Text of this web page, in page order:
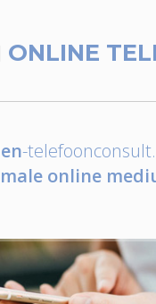
ONLINE
-telefoonconsult.
online